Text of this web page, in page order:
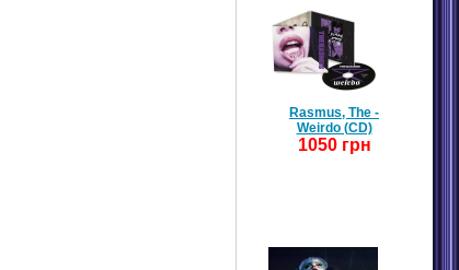
Rasmus, The -
Weirdo (CD)
1050 грн